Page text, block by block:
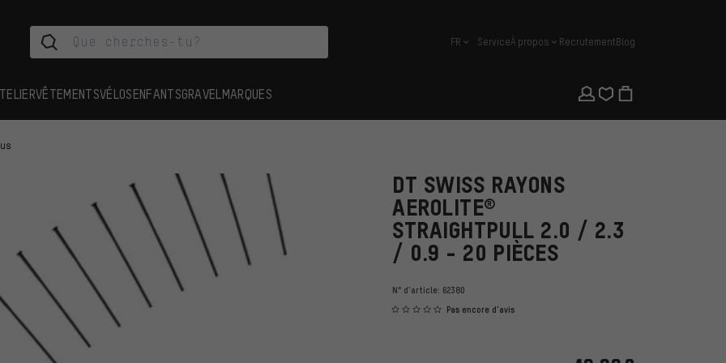
français
FR ServiceÀ propos RecrutementBlog
VÊTEMENTSVÉLOSENFANTSGRAVEL MARQUES
DT SWISS RAYONS
AEROLITE®
STRAIGHTPULL 2.0 / 2.3
/ 0.9 - 20 PIÈCES
N° d'article: 62380
Pas encore d'avis